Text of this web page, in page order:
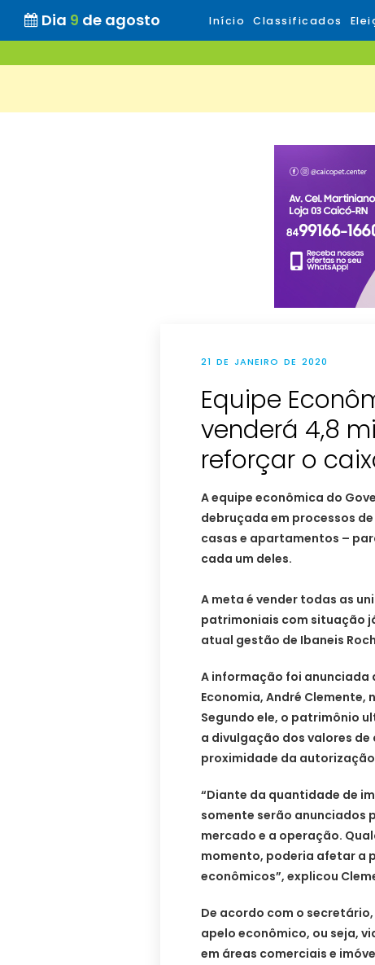
Dia 9 de agosto Início Classificados
21 DE JANEIRO DE 2020
Equipe
venderá 4,8
reforçar o
A equipe econômica do
debruçada em processos
casas e apartamentos –
cada um deles.
A meta é vender todas as
patrimoniais com situação
atual gestão de Ibaneis
A informação foi anunciada
Economia, André
Segundo ele, o patrimônio
a divulgação dos valores
proximidade da
“Diante da quantidade de
somente serão anunciados
mercado e a operação.
momento, poderia afetar a
econômicos”, explicou
De acordo com o
apelo econômico, ou seja,
em áreas comerciais e